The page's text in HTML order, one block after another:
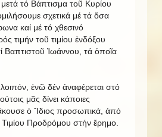
τό Βάπτισμα τοῦ Κυρίου
σχετικά μέ τά ὅσα
καί μέ τό χθεσινό
τιμήν τοῦ τιμίου ἐνδόξου
Ἰωάννου, τά ὁποῖα
ἐνῶ δέν ἀναφέρεται στό
μᾶς δίνει κάποιες
ὁ Ἴδιος προσωπικά, ἀπό
Προδρόμου στήν ἔρημο.